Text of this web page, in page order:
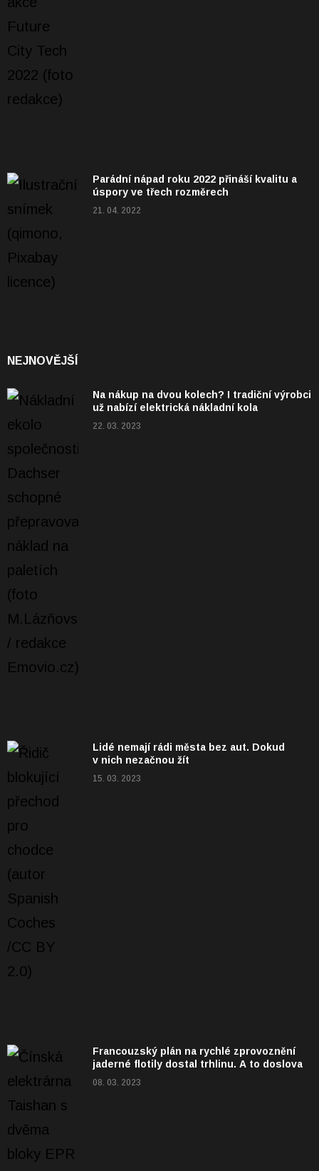
Parádní nápad roku 2022 přináší kvalitu a
úspory ve třech rozměrech
21. 04. 2022
NEJNOVĚJŠÍ
Na nákup na dvou kolech? I tradiční výrobci
už nabízí elektrická nákladní kola
22. 03. 2023
Lidé nemají rádi města bez aut. Dokud
v nich nezačnou žít
15. 03. 2023
Francouzský plán na rychlé zprovoznění
jaderné flotily dostal trhlinu. A to doslova
08. 03. 2023